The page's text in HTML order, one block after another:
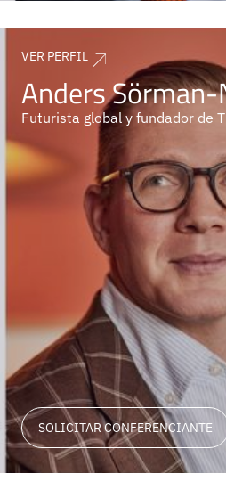
VER PERFIL
Anders
Futurista global y fundador de
SOLICITAR CONFERENCIANTE